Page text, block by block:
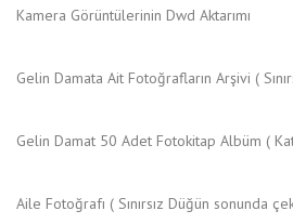
Kamera Görüntülerinin Dwd Aktarımı
Gelin Damata Ait Fotoğrafların Arşivi (
Gelin Damat 50 Adet Fotokitap Albüm (
Aile Fotoğrafı ( Sınırsız Düğün sonunda